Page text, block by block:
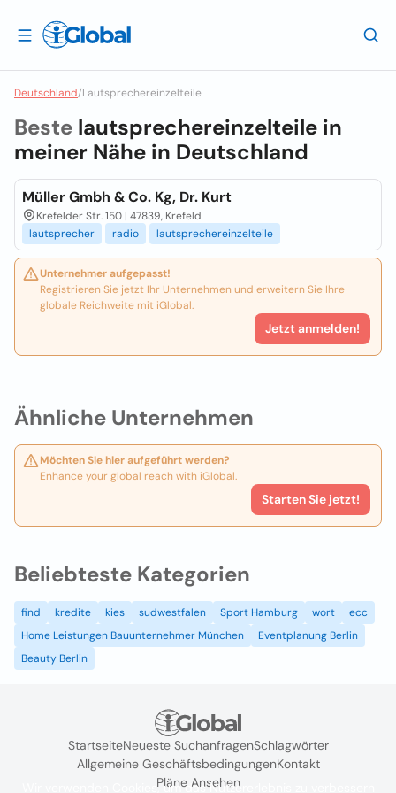
Deutschland/Lautsprechereinzelteile
Ähnliche Unternehmen
Möchten Sie hier aufgeführt werden?
Enhance your global reach with iGlobal.
Starten Sie jetzt!
Beste lautsprechereinzelteile in
meiner Nähe in Deutschland
Müller Gmbh & Co. Kg, Dr. Kurt
Krefelder Str. 150 | 47839, Krefeld
lautsprecher
radio lautsprechereinzelteile
Unternehmer aufgepasst!
Registrieren Sie jetzt Ihr Unternehmen und erweitern Sie Ihre
globale Reichweite mit iGlobal.
Jetzt anmelden!
Beliebteste Kategorien
find kredite kies sudwestfalen Sport Hamburg wort
ecc
Home Leistungen Bauunternehmer München
Eventplanung Berlin
Beauty Berlin
StartseiteNeueste SuchanfragenSchlagwörter
Allgemeine GeschäftsbedingungenKontakt
Pläne Ansehen
Wir verwenden Cookies, um das Nutzererlebnis zu verbessern